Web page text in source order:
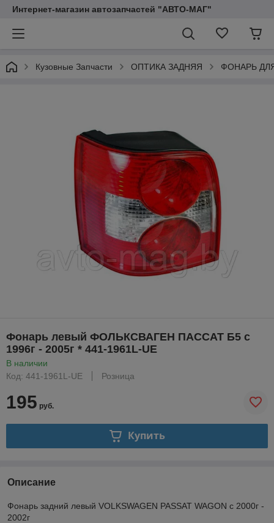
Интернет-магазин автозапчастей "АВТО-МАГ"
Кузовные Запчасти ОПТИКА ЗАДНЯЯ ФОНАРЬ
Фонарь левый ФОЛЬКСВАГЕН ПАССАТ Б5 с
1996г - 2005г * 441-1961L-UE
В наличии
Код: 441-1961L-UE
Розница
195 руб.
Купить
Описание
Фонарь задний левый VOLKSWAGEN PASSAT WAGON с 2000г -
2002г